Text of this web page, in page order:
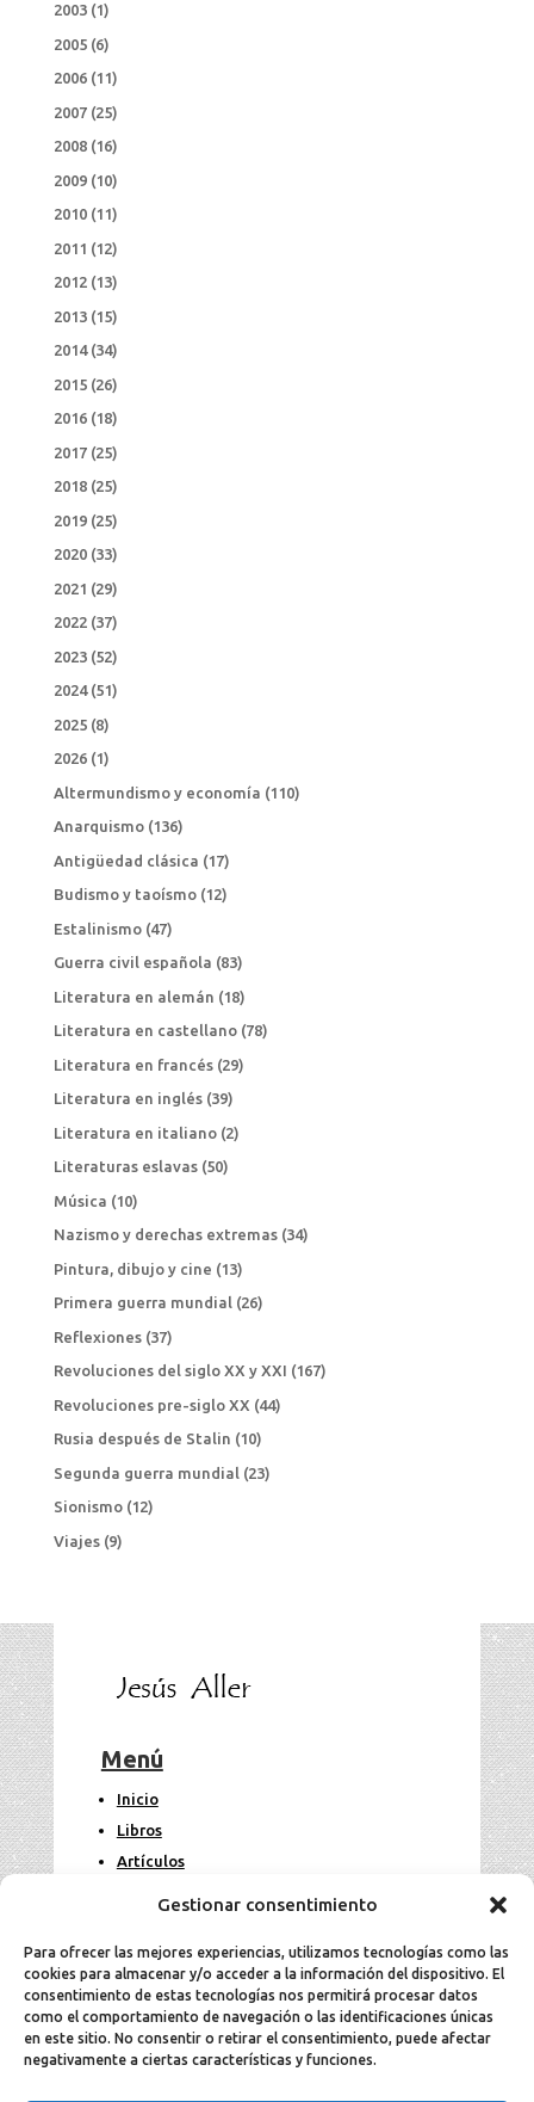
Gestionar consentimiento
Para ofrecer las mejores experiencias, utilizamos tecnologías como las
cookies para almacenar y/o acceder a la información del dispositivo. El
consentimiento de estas tecnologías nos permitirá procesar datos
como el comportamiento de navegación o las identificaciones únicas
en este sitio. No consentir o retirar el consentimiento, puede afectar
negativamente a ciertas características y funciones.
2003(1)
2005(6)
2006(11)
2007(25)
2008(16)
2009(10)
2010(11)
2011 (12)
2012(13)
2013(15)
2014(34)
2015(26)
2016(18)
2017(25)
2018(25)
2019(25)
2020(33)
2021 (29)
2022(37)
2023(52)
2024(51)
2025(8)
2026(1)
Altermundismo y economía (110)
Anarquismo(136)
Antigüedad clásica (17)
Budismo y taoísmo(12)
Estalinismo(47)
Guerra civil española (83)
Literatura en alemán (18)
Literatura en castellano(78)
Literatura en francés(29)
Literatura en inglés(39)
Literatura en italiano(2)
Literaturas eslavas(50)
Música (10)
Nazismo y derechas extremas(34)
Pintura, dibujo y cine (13)
Primera guerra mundial(26)
Reflexiones(37)
Revoluciones del siglo XX y XXI (167)
Revoluciones pre-siglo XX (44)
Rusia después de Stalin (10)
Segunda guerra mundial (23)
Sionismo(12)
Viajes(9)
Menú
Inicio
Libros
Artículos
Legal
Aviso Legal